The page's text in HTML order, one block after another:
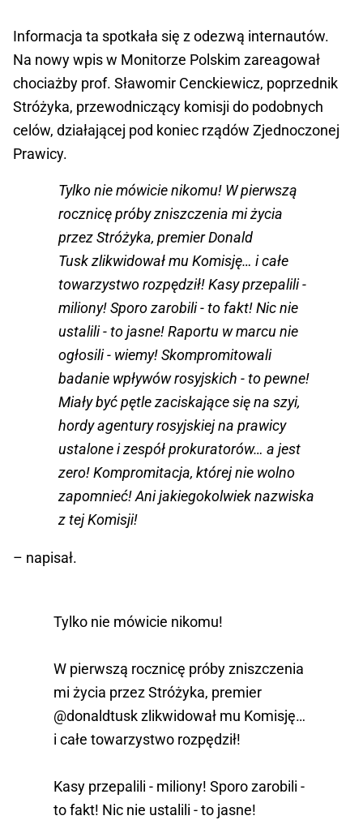
Informacja ta spotkała się z odezwą internautów.
Na nowy wpis w Monitorze Polskim zareagował
chociażby prof. Sławomir Cenckiewicz, poprzednik
Stróżyka, przewodniczący komisji do podobnych
celów, działającej pod koniec rządów Zjednoczonej
Prawicy.
Tylko nie mówicie nikomu! W pierwszą
rocznicę próby zniszczenia mi życia
przez Stróżyka, premier Donald
Tusk zlikwidował mu Komisję… i całe
towarzystwo rozpędził! Kasy przepalili -
miliony! Sporo zarobili - to fakt! Nic nie
ustalili - to jasne! Raportu w marcu nie
ogłosili - wiemy! Skompromitowali
badanie wpływów rosyjskich - to pewne!
Miały być pętle zaciskające się na szyi,
hordy agentury rosyjskiej na prawicy
ustalone i zespół prokuratorów… a jest
zero! Kompromitacja, której nie wolno
zapomnieć! Ani jakiegokolwiek nazwiska
z tej Komisji!
– napisał.
Tylko nie mówicie nikomu!
W pierwszą rocznicę próby zniszczenia
mi życia przez Stróżyka, premier
@donaldtuskzlikwidował mu Komisję…
i całe towarzystwo rozpędził!
Kasy przepalili - miliony! Sporo zarobili -
to fakt! Nic nie ustalili - to jasne!